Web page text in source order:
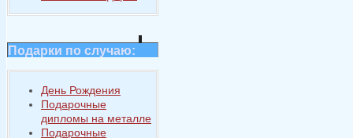
Подарки по случаю:
День Рождения
Подарочные
дипломы на металле
Подарочные